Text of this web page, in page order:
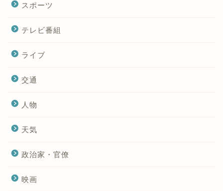
スポーツ
テレビ番組
ライブ
交通
人物
天気
政治家・官僚
映画